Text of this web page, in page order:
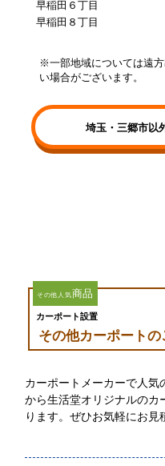
早稲田６丁目
早稲田８丁目
※一部地域については遠
い場合がございます。
埼玉・三郷市以
その他人気 商品
カーポート設置
その他カーポートの
カーポートメーカーで人気
から生活堂オリジナルのカ
ります。ぜひお気軽にお見